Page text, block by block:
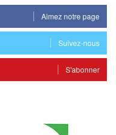
Aimez notre page
Suivez-nous
S'abonner